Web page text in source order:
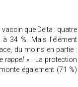
que Delta : quatre
34 %. Mais l’élément
du moins en partie :
rappel »
. La protection
également (71 %)